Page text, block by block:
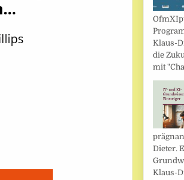
Klaus-
die
mit
Dieter.
Klaus-